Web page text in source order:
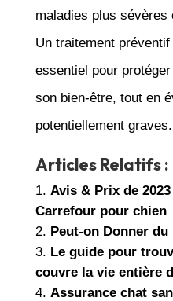
maladies plus sévères
Un traitement
essentiel pour
son bien-être, tout en
potentiellement graves.
Articles Relatifs :
Avis & Prix de
Carrefour pour chien
Peut-on Donner
Le guide pour
couvre la vie entière
Assurance chat